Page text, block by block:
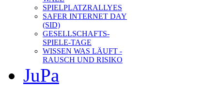
SPIELPLATZRALLYES
SAFER INTERNET DAY
(SID)
GESELLSCHAFTS-
SPIELE-TAGE
WISSEN WAS LÄUFT -
RAUSCH UND RISIKO
JuPa